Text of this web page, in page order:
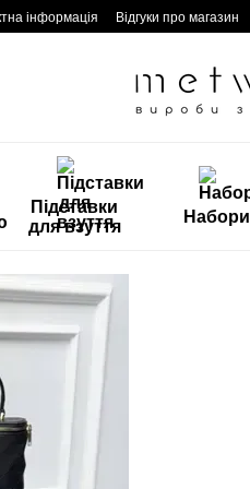
інформація Відгуки про магазин
Підставки
для взуття
Набори